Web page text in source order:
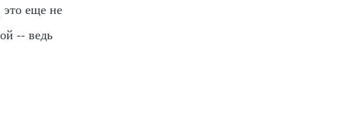
это еще не
-- ведь